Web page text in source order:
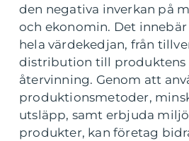
den negativa inverkan på
och ekonomin. Det
hela värdekedjan, från
distribution till produktens
återvinning. Genom att
produktionsmetoder,
utsläpp, samt erbjuda
produkter, kan företag